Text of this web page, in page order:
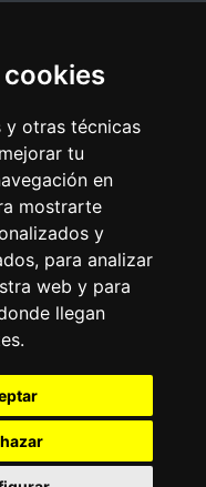
y otras técnicas
tu
en
mostrarte
y
para analizar
web y para
llegan
con ninguna organización o
marcas comerciales y
de ciclismo son
afiliación, patrocinio ni
la información proporcionada
informativos y para la
de nombres, marcas
de identificar equipos y
Todos los derechos de las
a sus propietarios legítimos.